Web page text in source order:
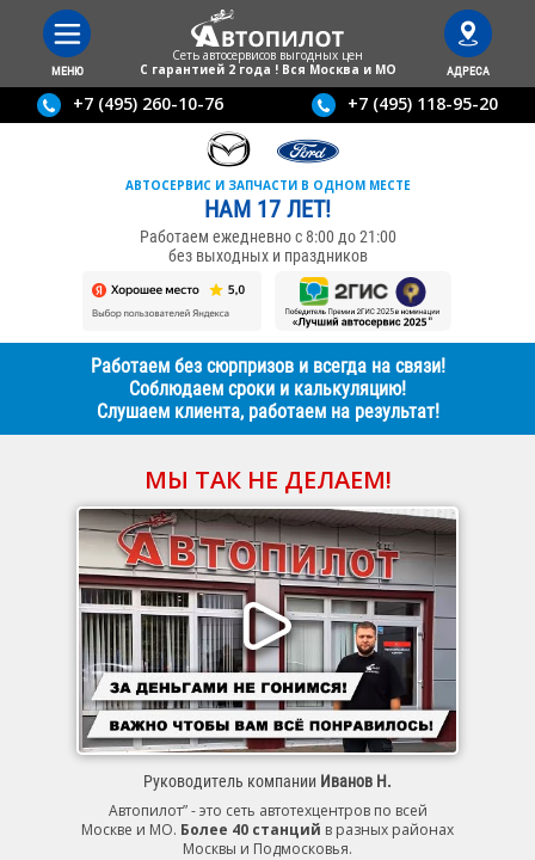
МЕНЮ
Сеть автосервисов выгодныx цен
С гарантией 2 года ! Вся Москва и МО
АДРЕСА
+7 (495) 260-10-76 +7 (495) 118-95-20
АВТОСЕРВИС И ЗАПЧАСТИ В ОДНОМ МЕСТЕ
НАМ 17 ЛЕТ!
Работаем ежедневно с 8:00 до 21:00
без выходных и праздников
Работаем без сюрпризов и всегда на связи!
Соблюдаем сроки и калькуляцию!
Слушаем клиента, работаем на результат!
МЫ ТАК НЕ ДЕЛАЕМ!
Руководитель компании Иванов Н.
Автопилот” - это сеть автотехцентров по всей
Москве и МО. Более 40 станций в разных районах
Москвы и Подмосковья.